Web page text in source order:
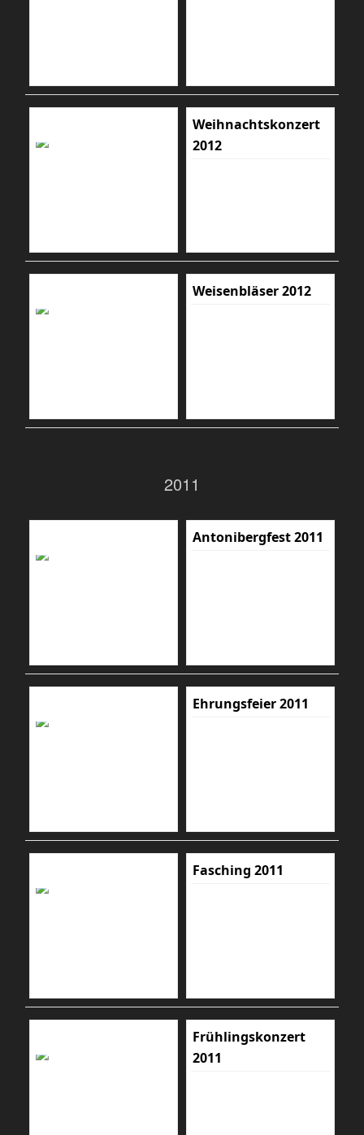
Weihnachtskonzert
2012
Weisenbläser 2012
2011
Antonibergfest 2011
Ehrungsfeier 2011
Fasching 2011
Frühlingskonzert
2011